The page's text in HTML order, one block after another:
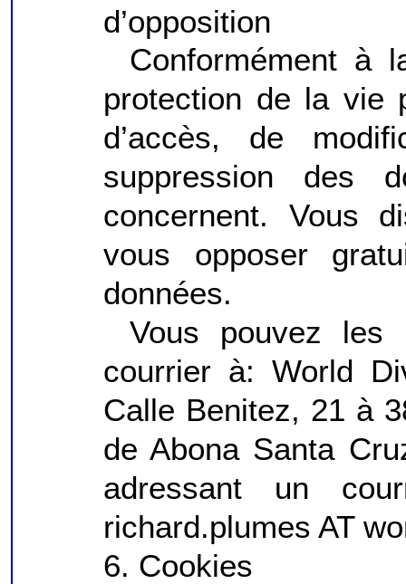
d’opposition
Conformément à
protection de la vie
d’accès, de
suppression des
concernent. Vous
vous opposer
données.
Vous pouvez les
courrier à: World
Calle Benitez, 21 à
de Abona Santa
adressant un
richard.plumes AT
6. Cookies